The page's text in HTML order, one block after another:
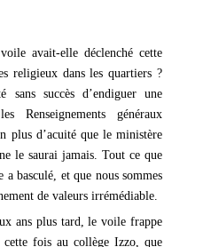
avait-elle déclenché cette
religieux dans les quartiers ?
sans succès d’endiguer une
Renseignements généraux
plus d’acuité que le ministère
le saurai jamais. Tout ce que
a basculé, et que nous sommes
de valeurs irrémédiable.
ans plus tard, le voile frappe
fois au collège Izzo, que